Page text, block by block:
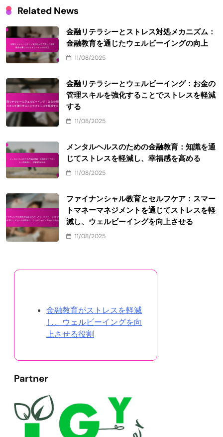
Related News
金融リテラシーとストレス対処メカニズム：
金融教育を通じたウェルビーイングの向上
11/08/2025
金融リテラシーとウェルビーイング：お金の
管理スキルを強化することでストレスを軽減
する
11/08/2025
メンタルヘルスのための金融教育：知識を通
じてストレスを軽減し、幸福感を高める
11/08/2025
ファイナンシャル教育とセルフケア：スマー
トマネーマネジメントを通じてストレスを軽
減し、ウェルビーイングを向上させる
11/08/2025
金融教育がストレスを軽減
し、ウェルビーイングを向
上させる役割
Partner